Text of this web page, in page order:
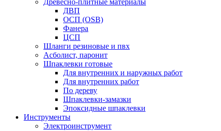
Древесно-плитные материалы
ДВП
ОСП (OSB)
Фанера
ЦСП
Шланги резиновые и пвх
Асболист, паронит
Шпаклевки готовые
Для внутренних и наружных работ
Для внутренних работ
По дереву
Шпаклевки-замазки
Эпоксидные шпаклевки
Инструменты
Электроинструмент